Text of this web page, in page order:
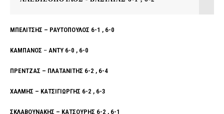
ΜΠΕΛΙΤΣΗΣ – ΡΑΥΤΟΠΟΥΛΟΣ 6-1 , 6-0
ΚΑΜΠΑΝΟΣ – ΑΝΤΥ 6-0 , 6-0
ΠΡΕΝΤΖΑΣ – ΠΛΑΤΑΝΙΤΗΣ 6-2 , 6-4
ΧΑΛΜΗΣ – ΚΑΤΣΙΓΙΩΡΓΗΣ 6-2 , 6-3
ΣΚΛΑΒΟΥΝΑΚΗΣ – ΚΑΤΣΟΥΡΗΣ 6-2 , 6-1